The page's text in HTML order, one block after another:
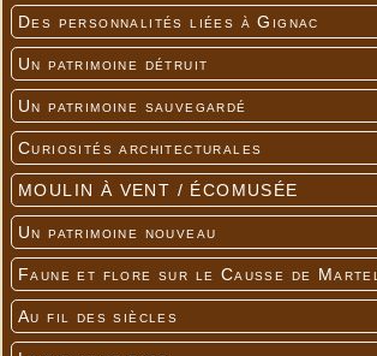
Des personnalités liées à Gignac
Un patrimoine détruit
Un patrimoine sauvegardé
Curiosités architecturales
MOULIN À VENT / ÉCOMUSÉE
Un patrimoine nouveau
Faune et flore sur le Causse de Martel
Au fil des siècles